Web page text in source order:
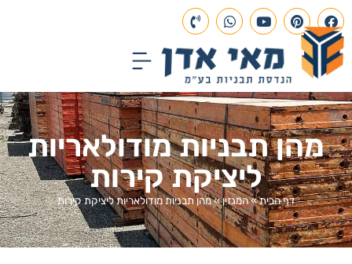
מהן תבניות מודולאריות
ליציקת קירות
דף הבית»המגזין»מהן תבניות מודולאריות ליציקת קירות